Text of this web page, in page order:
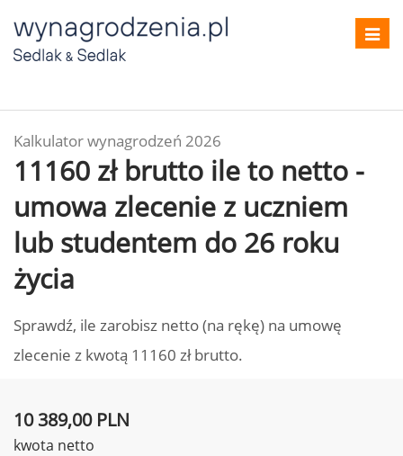
Kalkulator wynagrodzeń 2026
11160 zł brutto ile to netto -
umowa zlecenie z uczniem
lub studentem do 26 roku
życia
Sprawdź, ile zarobisz netto (na rękę) na umowę
zlecenie z kwotą 11160 zł brutto.
10 389,00 PLN
kwota netto